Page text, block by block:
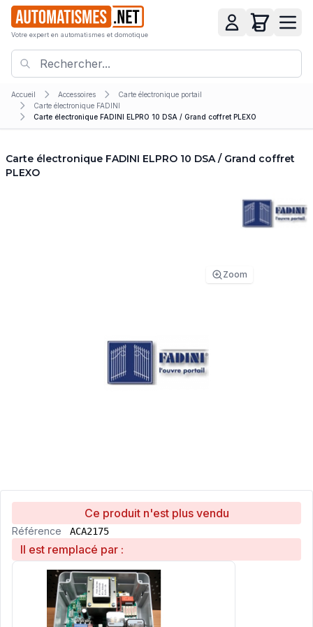
Votre expert en automatismes et domotique
Accueil Accessoires
Carte électronique portail
Carte électronique FADINI
Carte électronique FADINI ELPRO 10 DSA / Grand coffret PLEXO
Carte électronique FADINI ELPRO 10 DSA / Grand coffret
PLEXO
Zoom
Ce produit n'est plus vendu
Référence ACA2175
Il est remplacé par :